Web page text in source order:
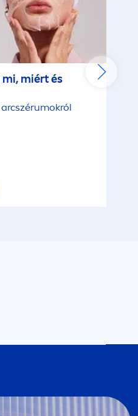
miért és